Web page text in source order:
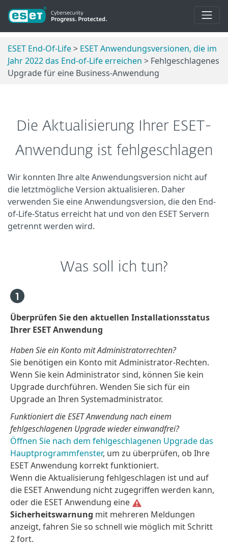
ESET End-Of-Life> ESET Anwendungsversionen, die im
Jahr 2022 das End-of-Life erreichen > Fehlgeschlagenes
Upgrade für eine Business-Anwendung
Die Aktualisierung Ihrer ESET-
Anwendung ist fehlgeschlagen
Wir konnten Ihre alte Anwendungsversion nicht auf
die letztmögliche Version aktualisieren. Daher
verwenden Sie eine Anwendungsversion, die den End-
of-Life-Status erreicht hat und von den ESET Servern
getrennt werden wird.
Was soll ich tun?
Überprüfen Sie den aktuellen Installationsstatus
Ihrer ESET Anwendung
Haben Sie ein Konto mit Administratorrechten?
Sie benötigen ein Konto mit Administrator-Rechten.
Wenn Sie kein Administrator sind, können Sie kein
Upgrade durchführen. Wenden Sie sich für ein
Upgrade an Ihren Systemadministrator.
Funktioniert die ESET Anwendung nach einem
fehlgeschlagenen Upgrade wieder einwandfrei?
Öffnen Sie nach dem fehlgeschlagenen Upgrade das
Hauptprogrammfenster, um zu überprüfen, ob Ihre
ESET Anwendung korrekt funktioniert.
Wenn die Aktualisierung fehlgeschlagen ist und auf
die ESET Anwendung nicht zugegriffen werden kann,
oder die ESET Anwendung eine
Sicherheitswarnung mit mehreren Meldungen
anzeigt, fahren Sie so schnell wie möglich mit Schritt
2 fort.